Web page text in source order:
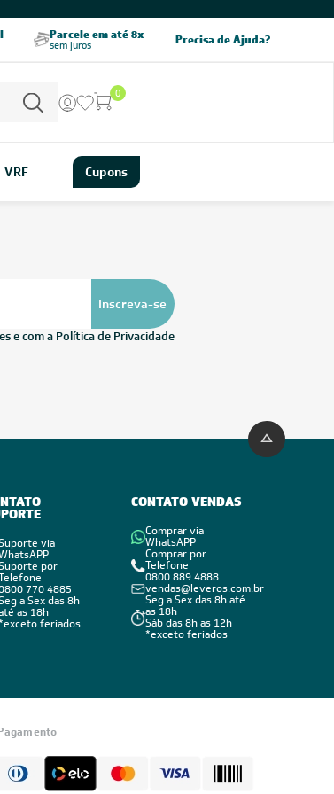
Precisa de Ajuda?
Parcele em até 8x
sem juros
5% OFF no PIX
pagamento à vista
0
VRF Cupons
Inscreva-se
e com a Política de Privacidade
via
por
770 4885
a Sex das 8h
as 18h
feriados
CONTATO VENDAS
Comprar via
WhatsAPP
Comprar por
Telefone
0800 889 4888
vendas@leveros.com.br
Seg a Sex das 8h até
as 18h
Sáb das 8h as 12h
*exceto feriados
LIA